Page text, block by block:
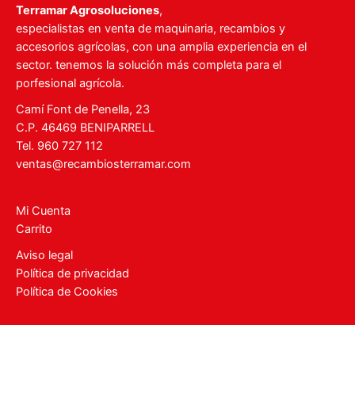
Terramar Agrosoluciones,
especialistas en venta de maquinaria, recambios y
accesorios agrícolas, con una amplia experiencia en el
sector. tenemos la solución más completa para el
porfesional agrícola.
Camí Font de Penella, 23
C.P. 46469 BENIPARRELL
Tel. 960 727 112
ventas@recambiosterramar.com
Mi Cuenta
Carrito
Aviso legal
Política de privacidad
Política de Cookies